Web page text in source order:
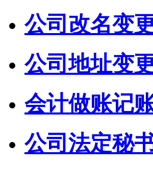
公司改名变
公司地址变
会计做账记
公司法定秘